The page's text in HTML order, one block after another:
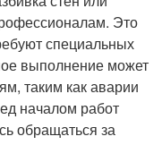
Это
специальных
выполнение может
таким как аварии
началом работ
обращаться за